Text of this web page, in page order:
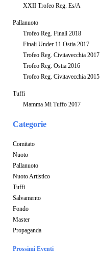
XXII Trofeo Reg. Es/A
Pallanuoto
Trofeo Reg. Finali 2018
Finali Under 11 Ostia 2017
Trofeo Reg. Civitavecchia 2017
Trofeo Reg. Ostia 2016
Trofeo Reg. Civitavecchia 2015
Tuffi
Mamma Mi Tuffo 2017
Categorie
Comitato
Nuoto
Pallanuoto
Nuoto Artistico
Tuffi
Salvamento
Fondo
Master
Propaganda
Prossimi Eventi